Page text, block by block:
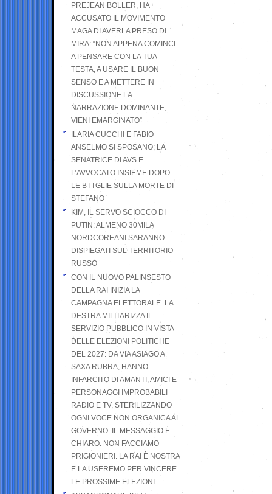
PREJEAN BOLLER, HA
ACCUSATO IL MOVIMENTO
MAGA DI AVERLA PRESO DI
MIRA: “NON APPENA COMINCI
A PENSARE CON LA TUA
TESTA, A USARE IL BUON
SENSO E A METTERE IN
DISCUSSIONE LA
NARRAZIONE DOMINANTE,
VIENI EMARGINATO”
ILARIA CUCCHI E FABIO
ANSELMO SI SPOSANO; LA
SENATRICE DI AVS E
L’AVVOCATO INSIEME DOPO
LE BTTGLIE SULLA MORTE DI
STEFANO
KIM, IL SERVO SCIOCCO DI
PUTIN: ALMENO 30MILA
NORDCOREANI SARANNO
DISPIEGATI SUL TERRITORIO
RUSSO
CON IL NUOVO PALINSESTO
DELLA RAI INIZIA LA
CAMPAGNA ELETTORALE. LA
DESTRA MILITARIZZA IL
SERVIZIO PUBBLICO IN VISTA
DELLE ELEZIONI POLITICHE
DEL 2027: DA VIA ASIAGO A
SAXA RUBRA, HANNO
INFARCITO DI AMANTI, AMICI E
PERSONAGGI IMPROBABILI
RADIO E TV, STERILIZZANDO
OGNI VOCE NON ORGANICA AL
GOVERNO. IL MESSAGGIO È
CHIARO: NON FACCIAMO
PRIGIONIERI. LA RAI È NOSTRA
E LA USEREMO PER VINCERE
LE PROSSIME ELEZIONI